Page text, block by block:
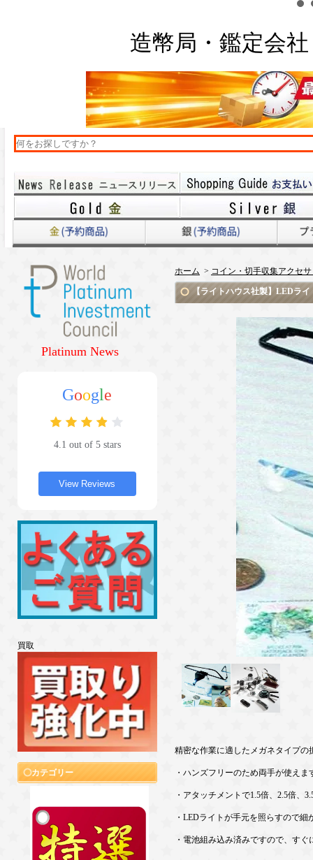
造幣局・鑑定会
Platinum News
Google
4.1 out of 5 stars
View Reviews
買取
カテゴリー
ホーム > コイン・切手収集アクセ
【ライトハウス社製】LEDラ
精密な作業に適したメガネタイプの
・ハンズフリーのため両手が使えま
・アタッチメントで1.5倍、2.5倍、
・LEDライトが手元を照らすので細
・電池組み込み済みですので、す